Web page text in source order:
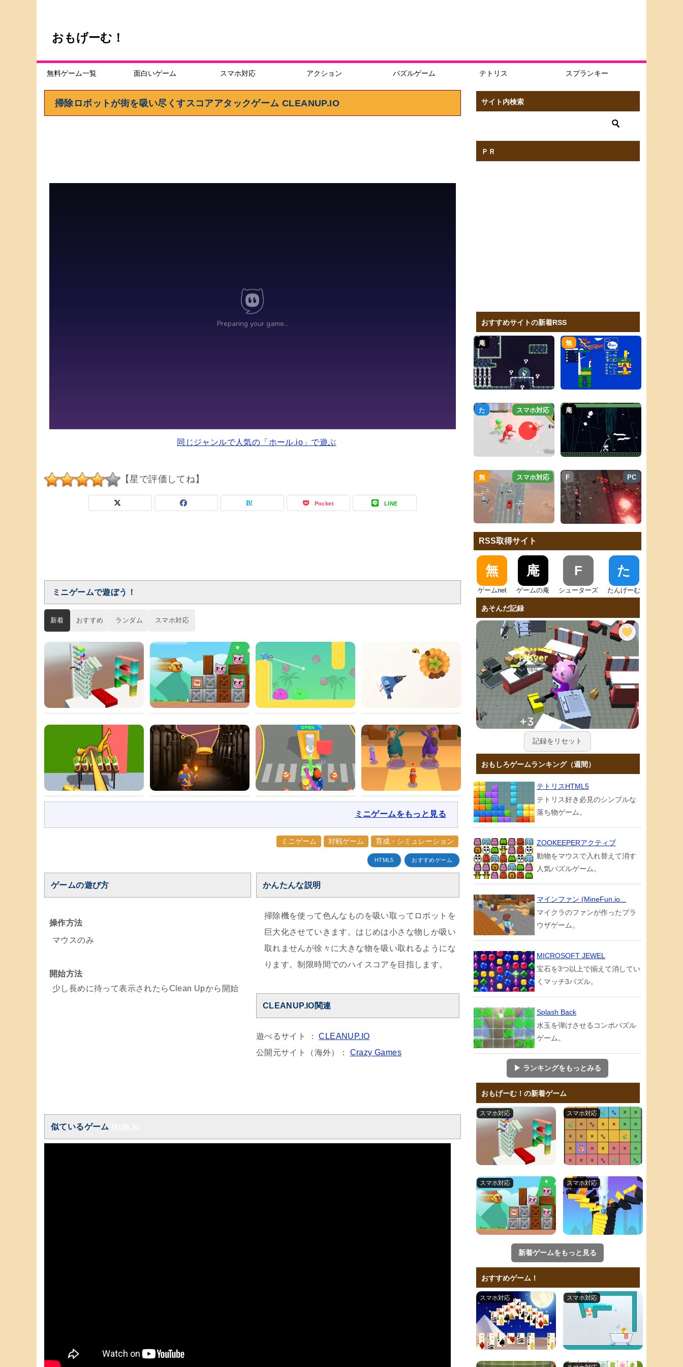
おもげーむ！
無料ゲーム一覧 面白いゲーム スマホ対応 アクション パズルゲーム テトリス スプランキー
掃除ロボットが街を吸い尽くすスコアアタックゲーム CLEANUP.IO
同じジャンルで人気の「ホール.io」で遊ぶ
【星で評価してね】
Pocket LINE
ミニゲームで遊ぼう！
新着 おすすめ ランダム スマホ対応
ミニゲームをもっと見る
ミニゲーム 対戦ゲーム 育成・シミュレーション
HTML5 おすすめゲーム
ゲームの遊び方
操作方法
マウスのみ
開始方法
少し長めに待って表示されたらClean Upから開始
かんたんな説明
掃除機を使って色んなものを吸い取ってロボットを
巨大化させていきます。はじめは小さな物しか吸い
取れませんが徐々に大きな物を吸い取れるようにな
ります。制限時間でのハイスコアを目指します。
CLEANUP.IO関連
遊べるサイト ：CLEANUP.IO
公開元サイト（海外）： Crazy Games
似ているゲーム
サイト内検索
ＰＲ
おすすめサイトの新着RSS
庵 無
た スマホ対応 庵
無 スマホ対応 F PC
RSS取得サイト
無
ゲームnet
庵
ゲームの庵
F
シューターズ
た
たんげーむ
あそんだ記録
記録をリセット
おもしろゲームランキング（週間）
テトリスHTML5
テトリス好き必見のシンプルな
落ち物ゲーム。
ZOOKEEPERアクティブ
動物をマウスで入れ替えて消す
人気パズルゲーム。
マインファン (MineFun.io...
マイクラのファンが作ったブラ
ウザゲーム。
MICROSOFT JEWEL
宝石を3つ以上で揃えて消してい
くマッチ3パズル。
Splash Back
水玉を弾けさせるコンボパズル
ゲーム。
▶ ランキングをもっとみる
おもげーむ！の新着ゲーム
新着ゲームをもっと見る
おすすめゲーム！